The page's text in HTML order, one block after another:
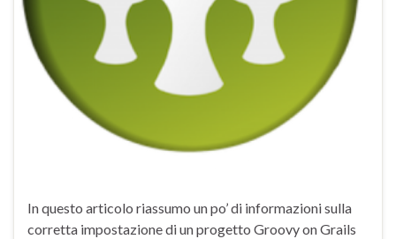
In questo articolo riassumo un po’ di informazioni sulla
corretta impostazione di un progetto Groovy on Grails